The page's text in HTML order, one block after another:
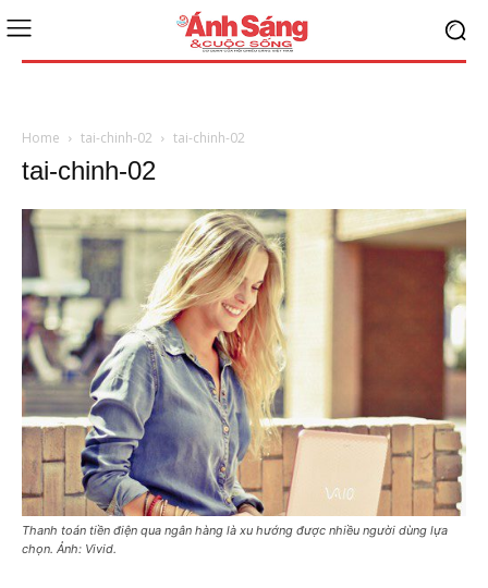
Home tai-chinh-02 tai-chinh-02
tai-chinh-02
Thanh toán tiền điện qua ngân hàng là xu hướng được nhiều người dùng lựa
chọn. Ảnh: Vivid.